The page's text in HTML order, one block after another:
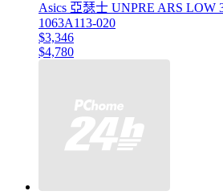
Asics 亞瑟士 UNPRE ARS LOW
1063A113-020
$3,346
$4,780